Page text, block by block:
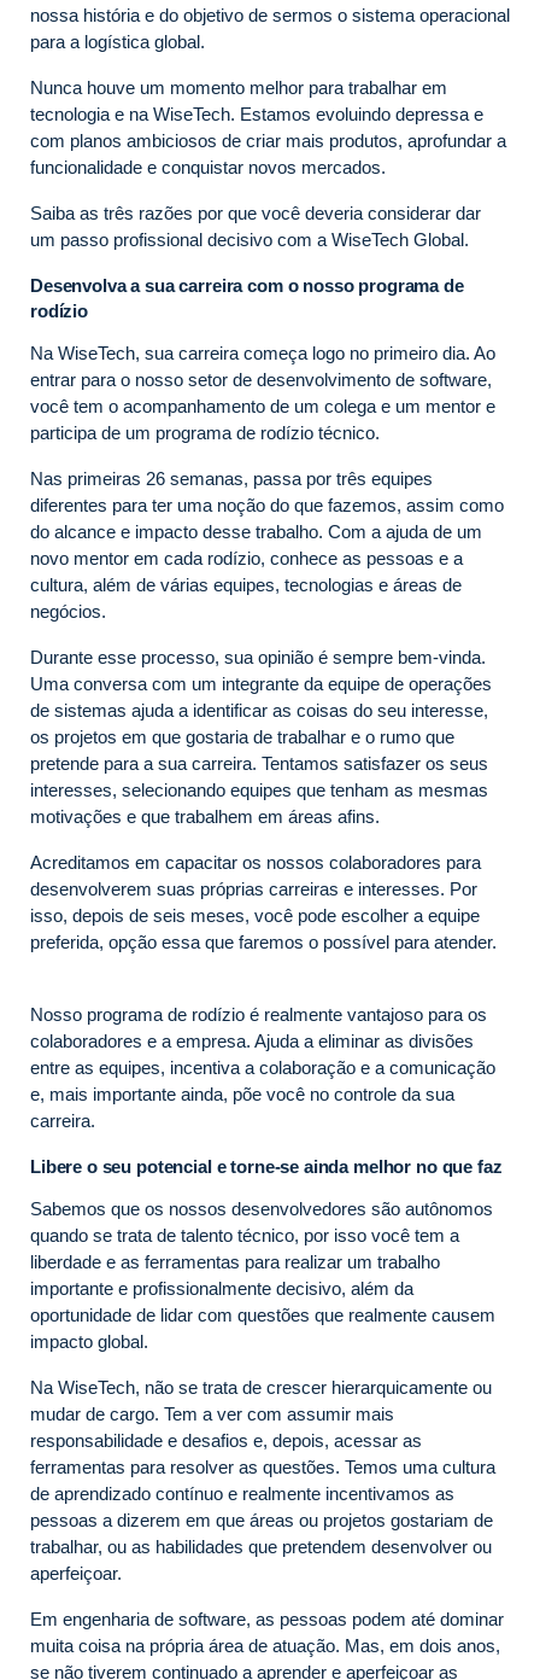
nossa história e do objetivo de sermos o sistema operacional
para a logística global.
Nunca houve um momento melhor para trabalhar em
tecnologia e na WiseTech. Estamos evoluindo depressa e
com planos ambiciosos de criar mais produtos, aprofundar a
funcionalidade e conquistar novos mercados.
Saiba as três razões por que você deveria considerar dar
um passo profissional decisivo com a WiseTech Global.
Desenvolva a sua carreira com o nosso programa de
rodízio
Na WiseTech, sua carreira começa logo no primeiro dia. Ao
entrar para o nosso setor de desenvolvimento de software,
você tem o acompanhamento de um colega e um mentor e
participa de um programa de rodízio técnico.
Nas primeiras 26 semanas, passa por três equipes
diferentes para ter uma noção do que fazemos, assim como
do alcance e impacto desse trabalho. Com a ajuda de um
novo mentor em cada rodízio, conhece as pessoas e a
cultura, além de várias equipes, tecnologias e áreas de
negócios.
Durante esse processo, sua opinião é sempre bem-vinda.
Uma conversa com um integrante da equipe de operações
de sistemas ajuda a identificar as coisas do seu interesse,
os projetos em que gostaria de trabalhar e o rumo que
pretende para a sua carreira. Tentamos satisfazer os seus
interesses, selecionando equipes que tenham as mesmas
motivações e que trabalhem em áreas afins.
Acreditamos em capacitar os nossos colaboradores para
desenvolverem suas próprias carreiras e interesses. Por
isso, depois de seis meses, você pode escolher a equipe
preferida, opção essa que faremos o possível para atender.
Nosso programa de rodízio é realmente vantajoso para os
colaboradores e a empresa. Ajuda a eliminar as divisões
entre as equipes, incentiva a colaboração e a comunicação
e, mais importante ainda, põe você no controle da sua
carreira.
Libere o seu potencial e torne-se ainda melhor no que faz
Sabemos que os nossos desenvolvedores são autônomos
quando se trata de talento técnico, por isso você tem a
liberdade e as ferramentas para realizar um trabalho
importante e profissionalmente decisivo, além da
oportunidade de lidar com questões que realmente causem
impacto global.
Na WiseTech, não se trata de crescer hierarquicamente ou
mudar de cargo. Tem a ver com assumir mais
responsabilidade e desafios e, depois, acessar as
ferramentas para resolver as questões. Temos uma cultura
de aprendizado contínuo e realmente incentivamos as
pessoas a dizerem em que áreas ou projetos gostariam de
trabalhar, ou as habilidades que pretendem desenvolver ou
aperfeiçoar.
Em engenharia de software, as pessoas podem até dominar
muita coisa na própria área de atuação. Mas, em dois anos,
se não tiverem continuado a aprender e aperfeiçoar as